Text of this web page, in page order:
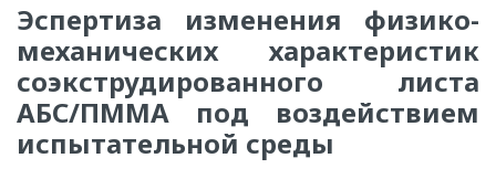
Эспертиза изменения физико-
механических характеристик
соэкструдированного листа
АБС/ПММА под воздействием
испытательной среды